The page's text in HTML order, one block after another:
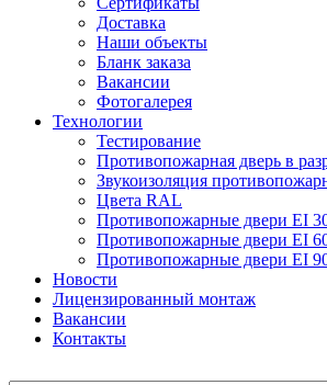
Доставка
Наши объекты
Бланк заказа
Вакансии
Фотогалерея
Технологии
Тестирование
Противопожарная дверь в
Звукоизоляция
Цвета RAL
Противопожарные двери EI
Противопожарные двери EI
Противопожарные двери EI
Новости
Лицензированный монтаж
Вакансии
Контакты